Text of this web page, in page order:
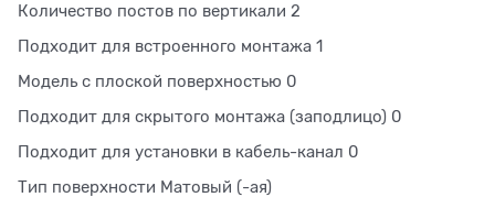
Количество постов по вертикали 2
Подходит для встроенного монтажа 1
Модель с плоской поверхностью 0
Подходит для скрытого монтажа (заподлицо) 0
Подходит для установки в кабель-канал 0
Тип поверхности Матовый (-ая)